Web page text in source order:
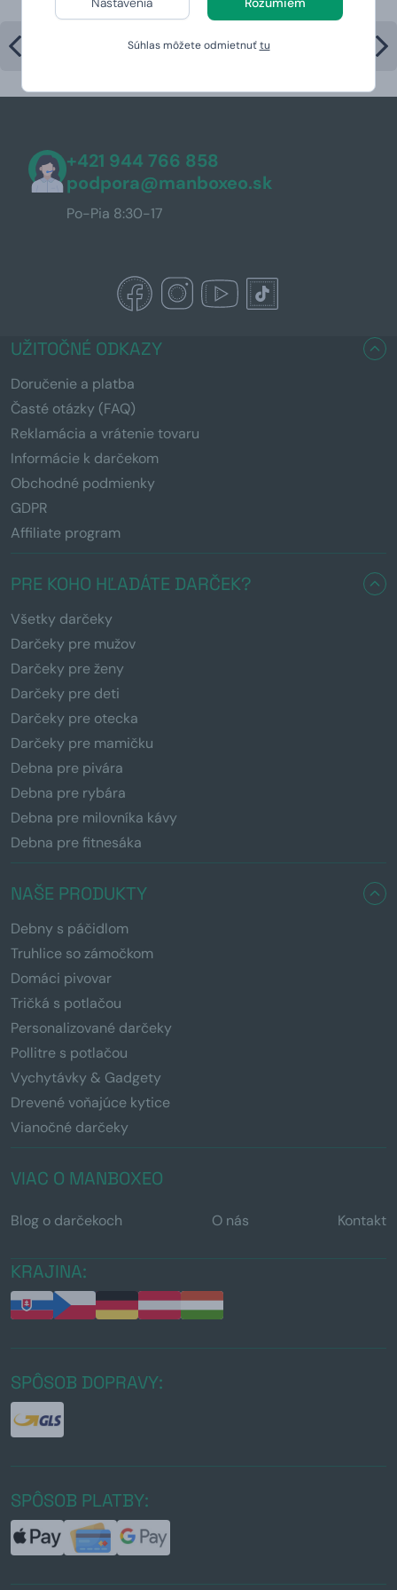
Súhlas môžete odmietnuťtu
+421 944 766 858
podpora@manboxeo.sk
Po-Pia 8:30-17
UŽITOČNÉ ODKAZY
Doručenie a platba
Časté otázky (FAQ)
Reklamácia a vrátenie tovaru
Informácie k darčekom
Obchodné podmienky
GDPR
Affiliate program
PRE KOHO HĽADÁTE DARČEK?
Všetky darčeky
Darčeky pre mužov
Darčeky pre ženy
Darčeky pre deti
Darčeky pre otecka
Darčeky pre mamičku
Debna pre pivára
Debna pre rybára
Debna pre milovníka kávy
Debna pre fitnesáka
NAŠE PRODUKTY
Debny s páčidlom
Truhlice so zámočkom
Domáci pivovar
Tričká s potlačou
Personalizované darčeky
Pollitre s potlačou
Vychytávky & Gadgety
Drevené voňajúce kytice
Vianočné darčeky
VIAC O MANBOXEO
Blog o darčekoch O nás Kontakt
KRAJINA:
SPÔSOB DOPRAVY:
SPÔSOB PLATBY: